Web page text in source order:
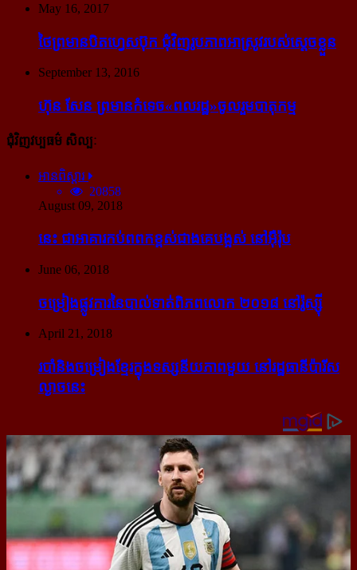
May 16, 2017
ថៃ​ព្រមាន​បិត​ហ្វេសប៊ុក ជុំ​វិញ​រូបភាព​អាស្រូវ​របស់​ស្ដេច​ខ្លួន
September 13, 2016
ហ៊ុន សែន ព្រមាន​កំទេច​«ពលរដ្ឋ»​ចូលរួម​បាតុកម្ម
ជុំវិញវប្បធម៌ សិល្បៈ
អានពិស្ដារ
20858
August 09, 2018
នេះ ជា​អាគារ​កប់​ពពក​ខ្ពស់​ជាង​គេ​បង្អស់ នៅ​អ៊ឺរ៉ុប
June 06, 2018
ចម្រៀង​ផ្លូវការ​នៃ​បាល់ទាត់​ពិភពលោក ២០១៨ នៅ​រ៉ូស្ស៊ី
April 21, 2018
របាំ​និង​ចម្រៀង​ខ្មែរ​ក្នុង​ទស្សនីយភាព​មួយ នៅ​រដ្ឋធានី​ប៉ារីស​
ល្ងាច​នេះ